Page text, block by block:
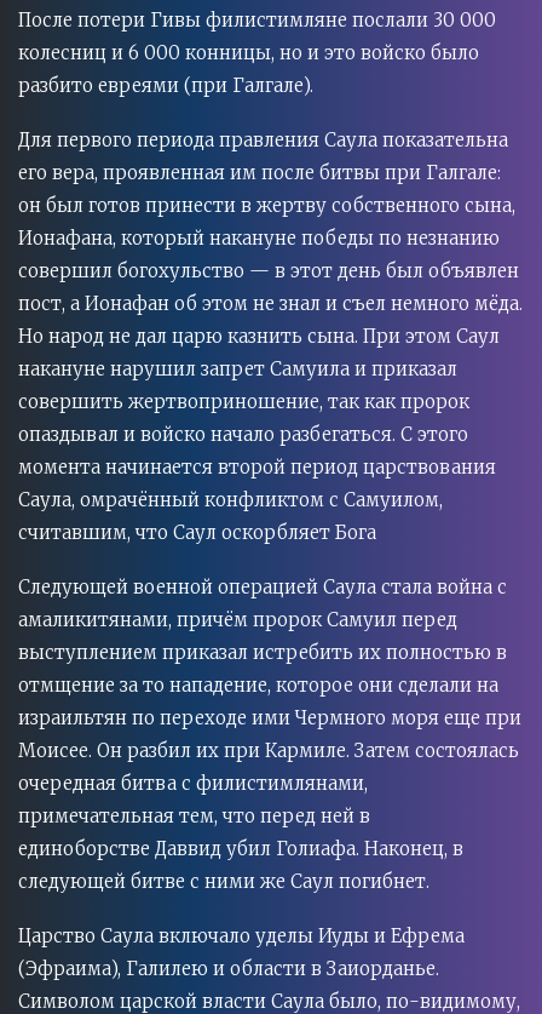
После потери Гивы филистимляне послали 30 000
колесниц и 6 000 конницы, но и это войско было
разбито евреями (при Галгале).
Для первого периода правления Саула показательна
его вера, проявленная им после битвы при Галгале:
он был готов принести в жертву собственного сына,
Ионафана, который накануне победы по незнанию
совершил богохульство — в этот день был объявлен
пост, а Ионафан об этом не знал и съел немного мёда.
Но народ не дал царю казнить сына. При этом Саул
накануне нарушил запрет Самуила и приказал
совершить жертвоприношение, так как пророк
опаздывал и войско начало разбегаться. С этого
момента начинается второй период царствования
Саула, омрачённый конфликтом с Самуилом,
считавшим, что Саул оскорбляет Бога
Следующей военной операцией Саула стала война с
амаликитянами, причём пророк Самуил перед
выступлением приказал истребить их полностью в
отмщение за то нападение, которое они сделали на
израильтян по переходе ими Чермного моря еще при
Моисее. Он разбил их при Кармиле. Затем состоялась
очередная битва с филистимлянами,
примечательная тем, что перед ней в
единоборстве Даввид убил Голиафа. Наконец, в
следующей битве с ними же Саул погибнет.
Царство Саула включало уделы Иуды и Ефрема
(Эфраима), Галилею и области в Заиорданье.
Символом царской власти Саула было, по-видимому,